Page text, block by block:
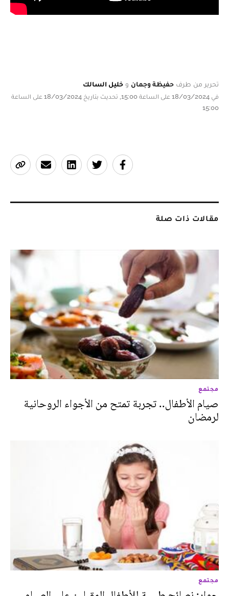
تحرير من طرف حفيظة وجمان و خليل السالك
في 18/03/2024 على الساعة 15:00, تحديث بتاريخ 18/03/2024 على الساعة
15:00
مقالات ذات صلة
مجتمع
صيام الأطفال.. تجربة تمتح من الأجواء الروحانية
لرمضان
مجتمع